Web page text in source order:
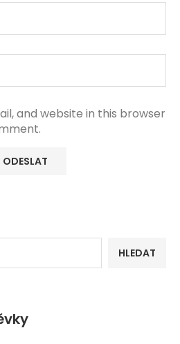
and website in this browser
HLEDAT